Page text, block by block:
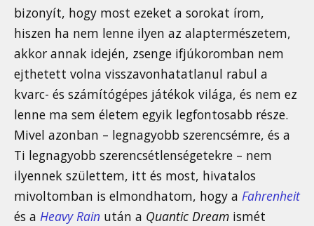
bizonyít, hogy most ezeket a sorokat írom,
hiszen ha nem lenne ilyen az alaptermészetem,
akkor annak idején, zsenge ifjúkoromban nem
ejthetett volna visszavonhatatlanul rabul a
kvarc- és számítógépes játékok világa, és nem ez
lenne ma sem életem egyik legfontosabb része.
Mivel azonban – legnagyobb szerencsémre, és a
Ti legnagyobb szerencsétlenségetekre – nem
ilyennek születtem, itt és most, hivatalos
mivoltomban is elmondhatom, hogy a Fahrenheit
és a Heavy Rain után a Quantic Dream ismét